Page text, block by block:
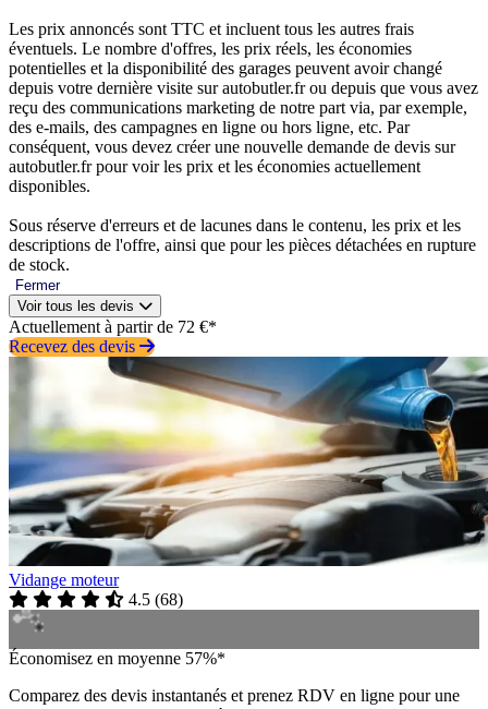
Les prix annoncés sont TTC et incluent tous les autres frais
éventuels. Le nombre d'offres, les prix réels, les économies
potentielles et la disponibilité des garages peuvent avoir changé
depuis votre dernière visite sur autobutler.fr ou depuis que vous avez
reçu des communications marketing de notre part via, par exemple,
des e-mails, des campagnes en ligne ou hors ligne, etc. Par
conséquent, vous devez créer une nouvelle demande de devis sur
autobutler.fr pour voir les prix et les économies actuellement
disponibles.
Sous réserve d'erreurs et de lacunes dans le contenu, les prix et les
descriptions de l'offre, ainsi que pour les pièces détachées en rupture
de stock.
Fermer
Voir tous les devis
Actuellement à partir de 72 €*
Recevez des devis
Vidange moteur
4.5 (68)
Économisez en moyenne 57%*
Comparez des devis instantanés et prenez RDV en ligne pour une